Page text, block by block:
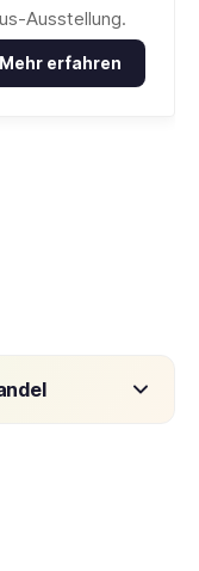
Ausstellung.
Mehr erfahren
Verkleidungen